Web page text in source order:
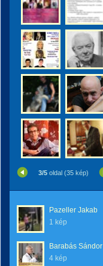
3/5 oldal (35 kép)
Pazeller Jakab
1 kép
Barabás Sándor
4 kép